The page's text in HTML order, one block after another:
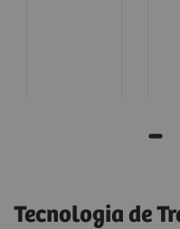
Tecnologia de